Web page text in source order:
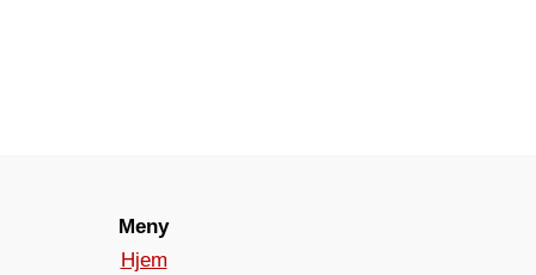
Meny
Hjem